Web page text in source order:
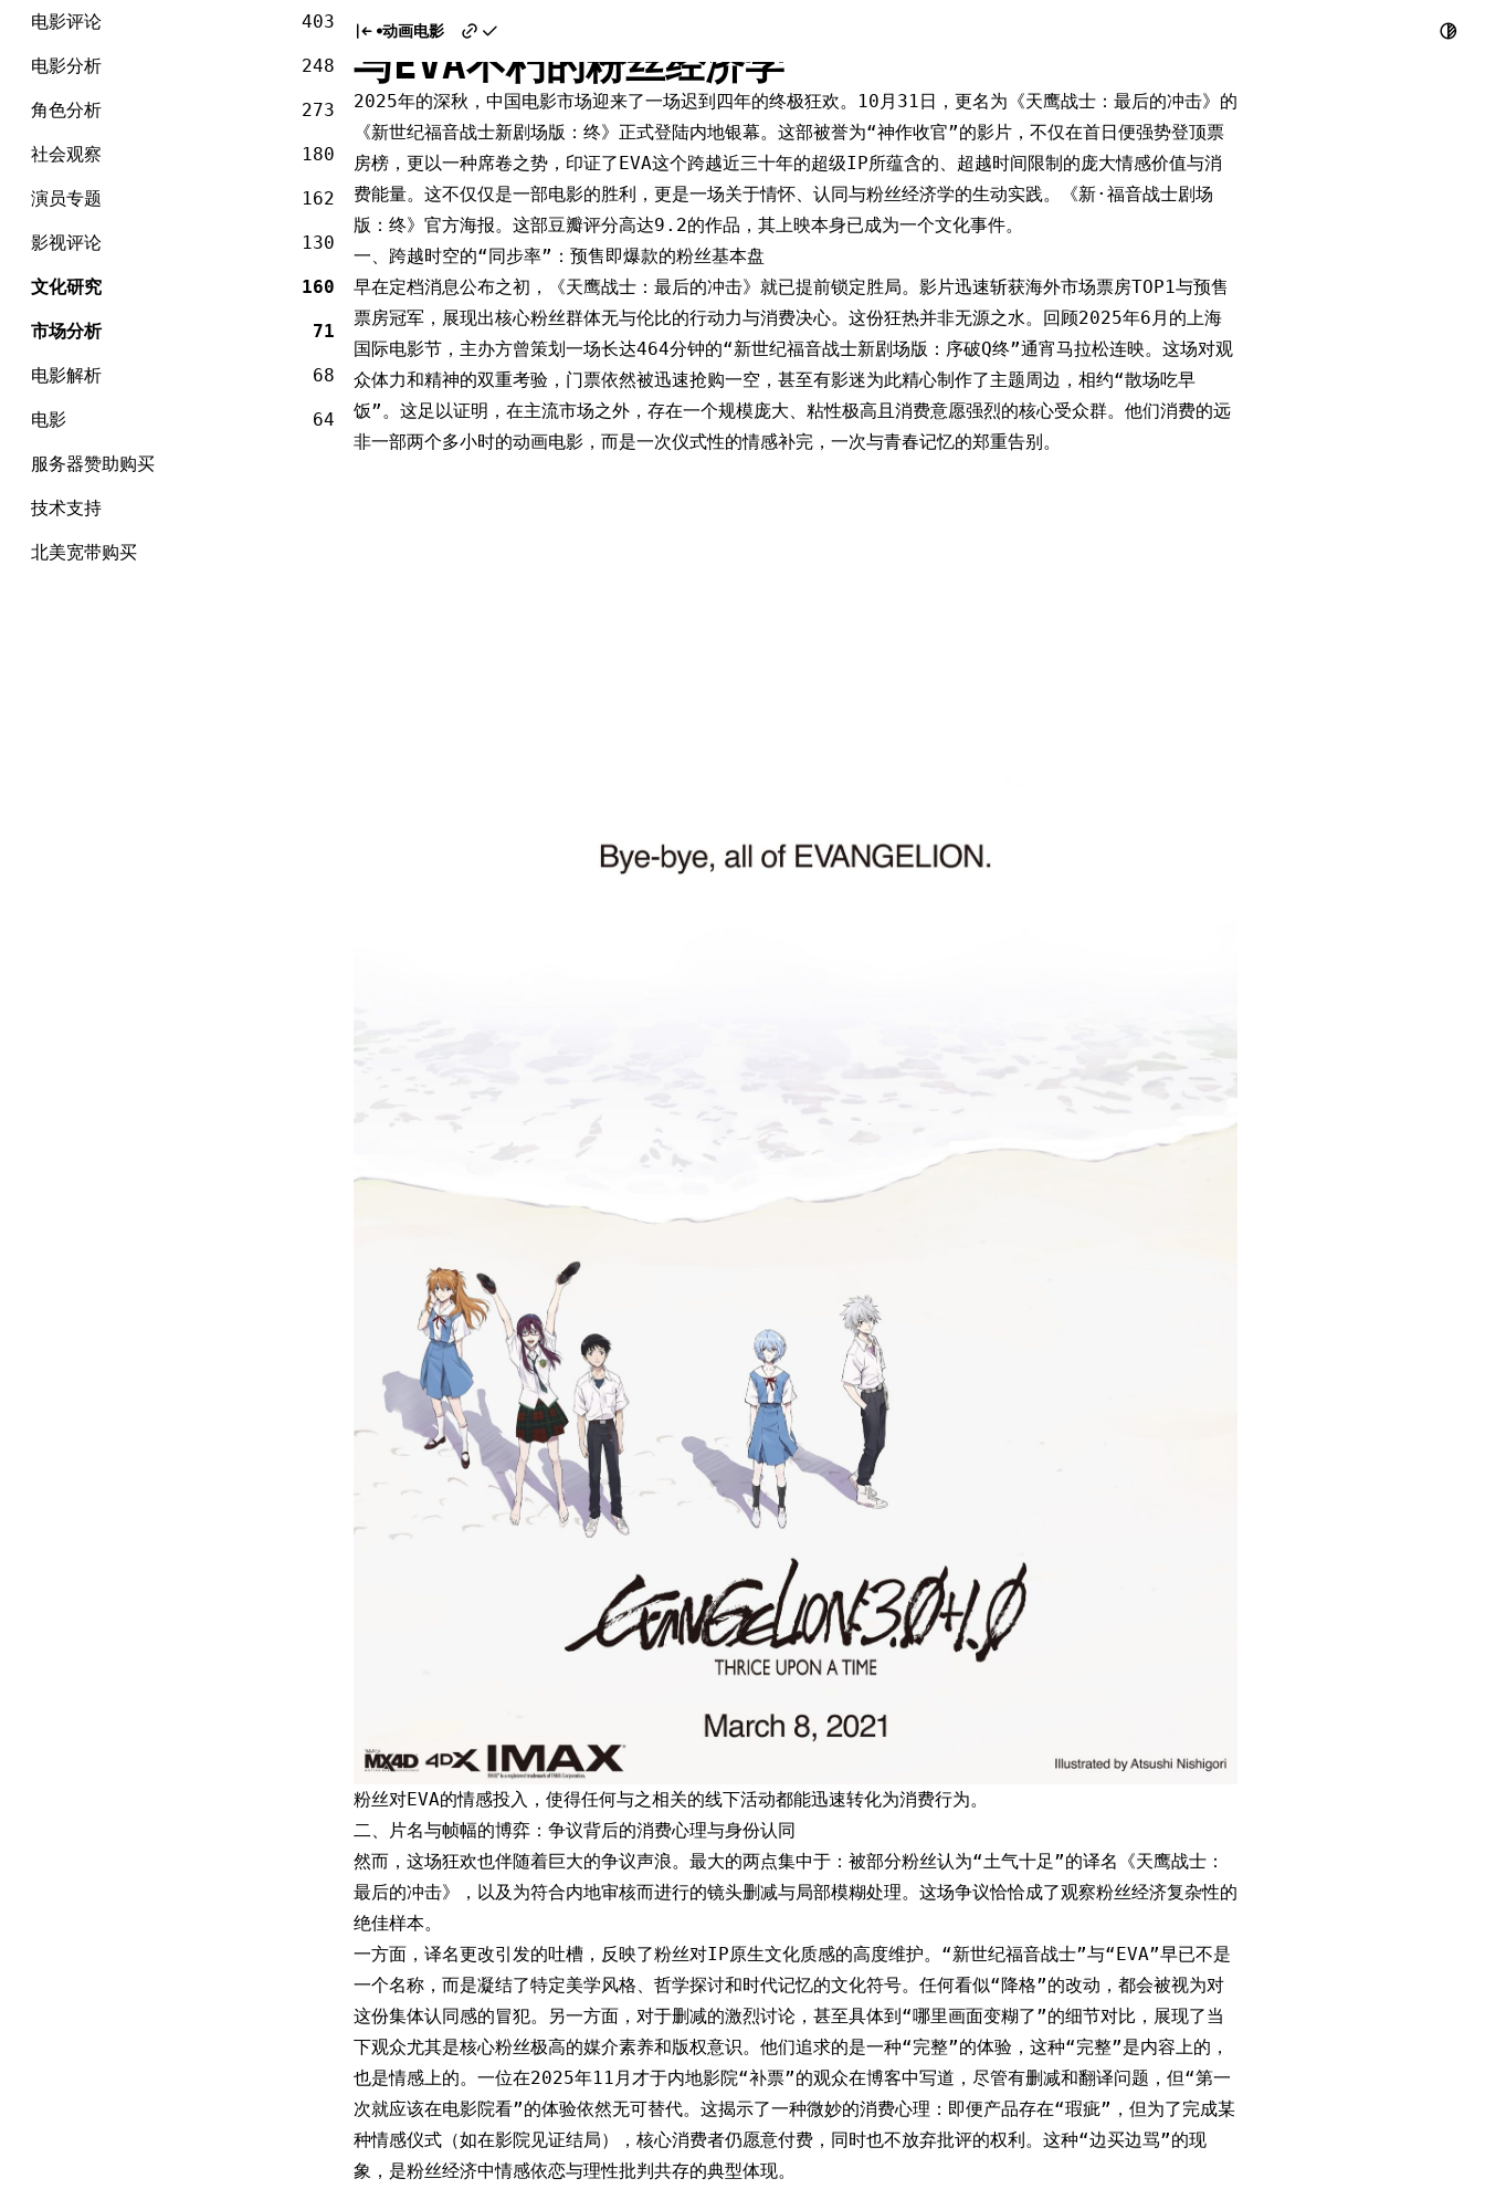
Skip
content
电影评论 403
电影分析 248
角色分析 273
社会观察 180
演员专题 162
影视评论 130
文化研究 160
市场分析 71
电影解析 68
电影 64
服务器赞助购买
技术支持
北美宽带购买
动画电影
迟来四年的终极票房狂欢：《天鹰战士》内地登顶
与EVA不朽的粉丝经济学
2025年的深秋，中国电影市场迎来了一场迟到四年的终极狂欢。10月31日，更名为《天鹰战士：最后的冲击》的
《新世纪福音战士新剧场版：终》正式登陆内地银幕。这部被誉为“神作收官”的影片，不仅在首日便强势登顶票
房榜，更以一种席卷之势，印证了EVA这个跨越近三十年的超级IP所蕴含的、超越时间限制的庞大情感价值与消
费能量。这不仅仅是一部电影的胜利，更是一场关于情怀、认同与粉丝经济学的生动实践。《新·福音战士剧场
版：终》官方海报。这部豆瓣评分高达9.2的作品，其上映本身已成为一个文化事件。
一、跨越时空的“同步率”：预售即爆款的粉丝基本盘
早在定档消息公布之初，《天鹰战士：最后的冲击》就已提前锁定胜局。影片迅速斩获海外市场票房TOP1与预售
票房冠军，展现出核心粉丝群体无与伦比的行动力与消费决心。这份狂热并非无源之水。回顾2025年6月的上海
国际电影节，主办方曾策划一场长达464分钟的“新世纪福音战士新剧场版：序破Q终”通宵马拉松连映。这场对观
众体力和精神的双重考验，门票依然被迅速抢购一空，甚至有影迷为此精心制作了主题周边，相约“散场吃早
饭”。这足以证明，在主流市场之外，存在一个规模庞大、粘性极高且消费意愿强烈的核心受众群。他们消费的远
非一部两个多小时的动画电影，而是一次仪式性的情感补完，一次与青春记忆的郑重告别。
粉丝对EVA的情感投入，使得任何与之相关的线下活动都能迅速转化为消费行为。
二、片名与帧幅的博弈：争议背后的消费心理与身份认同
然而，这场狂欢也伴随着巨大的争议声浪。最大的两点集中于：被部分粉丝认为“土气十足”的译名《天鹰战士：
最后的冲击》，以及为符合内地审核而进行的镜头删减与局部模糊处理。这场争议恰恰成了观察粉丝经济复杂性的
绝佳样本。
一方面，译名更改引发的吐槽，反映了粉丝对IP原生文化质感的高度维护。“新世纪福音战士”与“EVA”早已不是
一个名称，而是凝结了特定美学风格、哲学探讨和时代记忆的文化符号。任何看似“降格”的改动，都会被视为对
这份集体认同感的冒犯。另一方面，对于删减的激烈讨论，甚至具体到“哪里画面变糊了”的细节对比，展现了当
下观众尤其是核心粉丝极高的媒介素养和版权意识。他们追求的是一种“完整”的体验，这种“完整”是内容上的，
也是情感上的。一位在2025年11月才于内地影院“补票”的观众在博客中写道，尽管有删减和翻译问题，但“第一
次就应该在电影院看”的体验依然无可替代。这揭示了一种微妙的消费心理：即便产品存在“瑕疵”，但为了完成某
种情感仪式（如在影院见证结局），核心消费者仍愿意付费，同时也不放弃批评的权利。这种“边买边骂”的现
象，是粉丝经济中情感依恋与理性批判共存的典型体现。